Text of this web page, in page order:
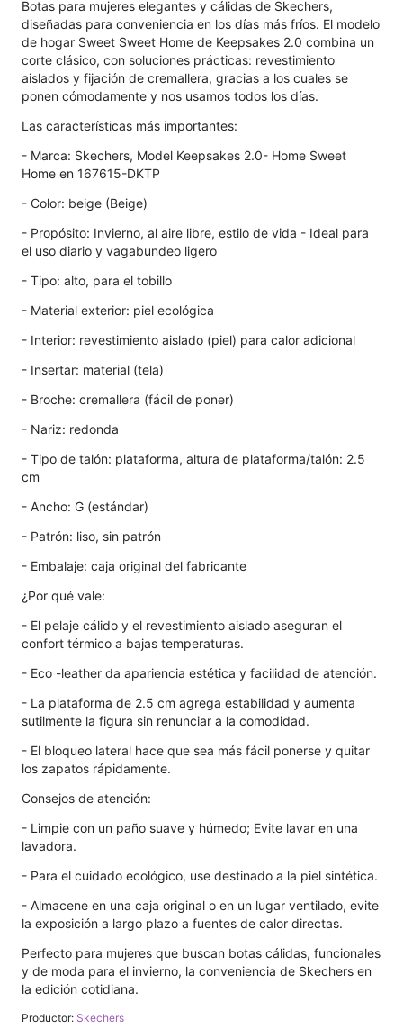
Botas para mujeres elegantes y cálidas de Skechers,
diseñadas para conveniencia en los días más fríos. El modelo
de hogar Sweet Sweet Home de Keepsakes 2.0 combina un
corte clásico, con soluciones prácticas: revestimiento
aislados y fijación de cremallera, gracias a los cuales se
ponen cómodamente y nos usamos todos los días.
Las características más importantes:
- Marca: Skechers, Model Keepsakes 2.0- Home Sweet
Home en 167615-DKTP
- Color: beige (Beige)
- Propósito: Invierno, al aire libre, estilo de vida - Ideal para
el uso diario y vagabundeo ligero
- Tipo: alto, para el tobillo
- Material exterior: piel ecológica
- Interior: revestimiento aislado (piel) para calor adicional
- Insertar: material (tela)
- Broche: cremallera (fácil de poner)
- Nariz: redonda
- Tipo de talón: plataforma, altura de plataforma/talón: 2.5
cm
- Ancho: G (estándar)
- Patrón: liso, sin patrón
- Embalaje: caja original del fabricante
¿Por qué vale:
- El pelaje cálido y el revestimiento aislado aseguran el
confort térmico a bajas temperaturas.
- Eco -leather da apariencia estética y facilidad de atención.
- La plataforma de 2.5 cm agrega estabilidad y aumenta
sutilmente la figura sin renunciar a la comodidad.
- El bloqueo lateral hace que sea más fácil ponerse y quitar
los zapatos rápidamente.
Consejos de atención:
- Limpie con un paño suave y húmedo; Evite lavar en una
lavadora.
- Para el cuidado ecológico, use destinado a la piel sintética.
- Almacene en una caja original o en un lugar ventilado, evite
la exposición a largo plazo a fuentes de calor directas.
Perfecto para mujeres que buscan botas cálidas, funcionales
y de moda para el invierno, la conveniencia de Skechers en
la edición cotidiana.
Productor: Skechers